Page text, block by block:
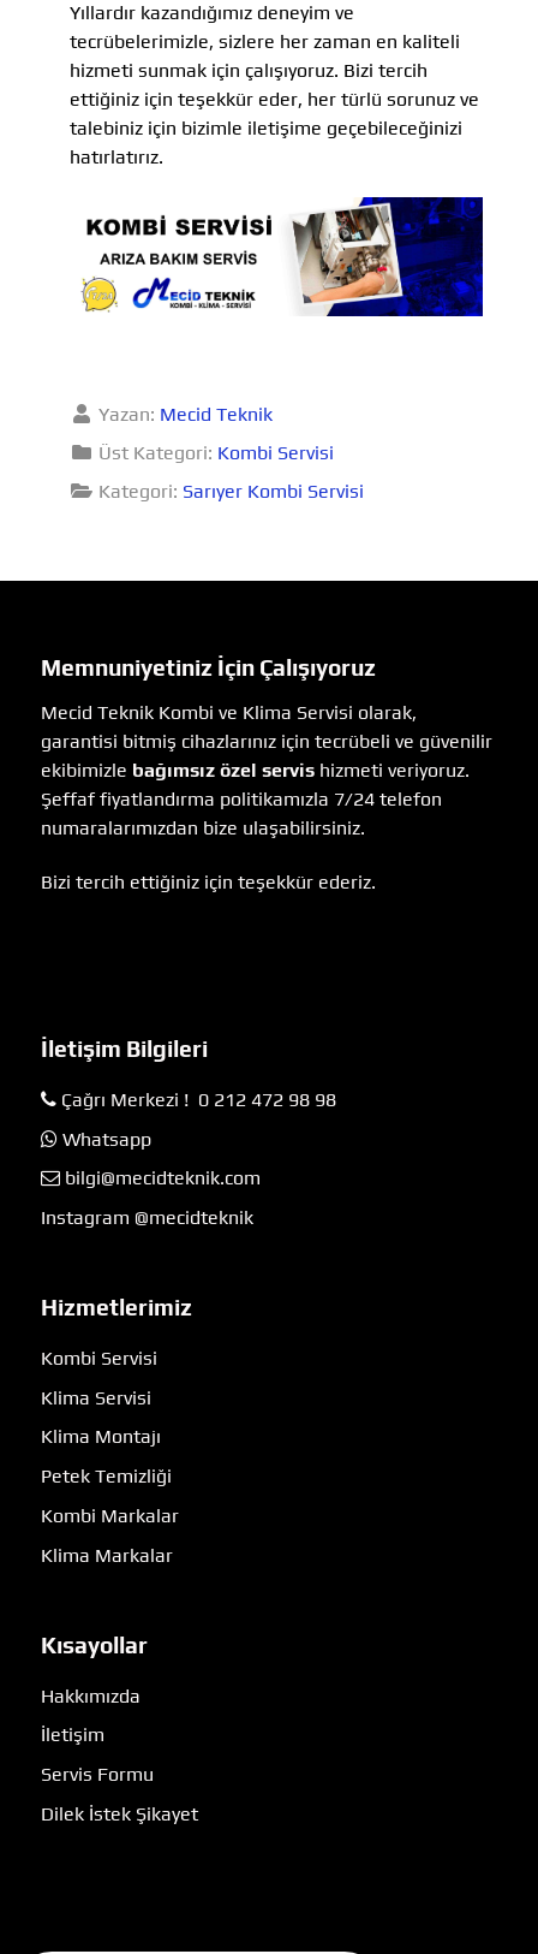
Yıllardır kazandığımız deneyim ve
tecrübelerimizle, sizlere her zaman en kaliteli
hizmeti sunmak için çalışıyoruz. Bizi tercih
ettiğiniz için teşekkür eder, her türlü sorunuz ve
talebiniz için bizimle iletişime geçebileceğinizi
hatırlatırız.
Yazan: Mecid Teknik
Üst Kategori: Kombi Servisi
Kategori: Sarıyer Kombi Servisi
Memnuniyetiniz İçin Çalışıyoruz
Mecid Teknik Kombi ve Klima Servisi olarak,
garantisi bitmiş cihazlarınız için tecrübeli ve güvenilir
ekibimizle bağımsız özel servis hizmeti veriyoruz.
Şeffaf fiyatlandırma politikamızla 7/24 telefon
numaralarımızdan bize ulaşabilirsiniz.
Bizi tercih ettiğiniz için teşekkür ederiz.
İletişim Bilgileri
Çağrı Merkezi ! 0 212 472 98 98
Whatsapp
bilgi@mecidteknik.com
Instagram @mecidteknik
Hizmetlerimiz
Kombi Servisi
Klima Servisi
Klima Montajı
Petek Temizliği
Kombi Markalar
Klima Markalar
Kısayollar
Hakkımızda
İletişim
Servis Formu
Dilek İstek Şikayet